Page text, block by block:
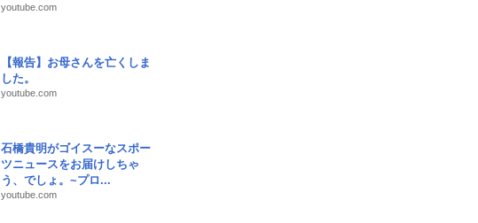
youtube.com
【報告】お母さんを亡くしま
した。
youtube.com
石橋貴明がゴイスーなスポー
ツニュースをお届けしちゃ
う、でしょ。~プロ...
youtube.com